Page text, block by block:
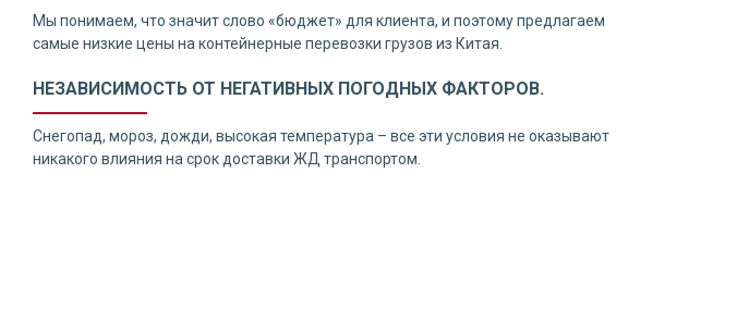
Мы понимаем, что значит слово «бюджет» для клиента, и поэтому предлагаем
самые низкие цены на контейнерные перевозки грузов из Китая.
НЕЗАВИСИМОСТЬ ОТ НЕГАТИВНЫХ ПОГОДНЫХ ФАКТОРОВ.
Снегопад, мороз, дожди, высокая температура – все эти условия не оказывают
никакого влияния на срок доставки ЖД транспортом.